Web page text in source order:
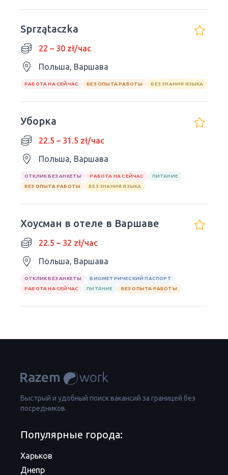
Sprzątaczka
22 – 30 zł/час
Польша, Варшава
РАБОТА НА СЕЙЧАС БЕЗ ОПЫТА РАБОТЫ БЕЗ ЗНАНИЯ ЯЗЫКА
Уборка
22.5 – 31.5 zł/час
Польша, Варшава
ОТКЛИК БЕЗ АНКЕТЫ РАБОТА НА СЕЙЧАС
ПИТАНИЕ
БЕЗ ОПЫТА РАБОТЫ
БЕЗ ЗНАНИЯ ЯЗЫКА
Хоусман в отеле в Варшаве
22.5 – 32 zł/час
Польша, Варшава
ОТКЛИК БЕЗ АНКЕТЫ
БИОМЕТРИЧЕСКИЙ ПАСПОРТ
РАБОТА НА СЕЙЧАС
ПИТАНИЕ БЕЗ ОПЫТА РАБОТЫ
Быстрый и удобный поиск вакансий за границей без
посредников.
Популярные города:
Харьков
Днепр